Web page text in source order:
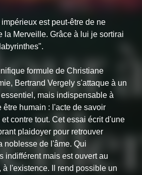
est peut-être de ne
la Merveille. Grâce à lui je sortirai
formule de Christiane
Bertrand Vergely s'attaque à un
mais indispensable à
être humain : l'acte de savoir
contre tout. Cet essai écrit d'une
plaidoyer pour retrouver
noblesse de l'âme. Qui
indifférent mais est ouvert au
à l'existence. Il rend possible un